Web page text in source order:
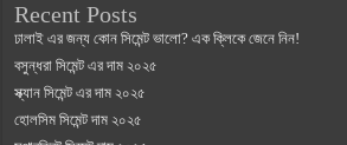
Recent Posts
ঢালাই এর জন্য কোন সিমেন্ট ভালো? এক ক্লিকে জেনে নিন!
বসুন্ধরা সিমেন্ট এর দাম ২০২৫
স্ক্যান সিমেন্ট এর দাম ২০২৫
হোলসিম সিমেন্ট দাম ২০২৫